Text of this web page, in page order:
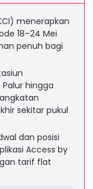
menerapkan
18–24 Mei
penuh bagi
hingga
sekitar pukul
dan posisi
Access by
tarif flat